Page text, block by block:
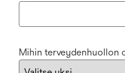
Mihin terveydenhuollon